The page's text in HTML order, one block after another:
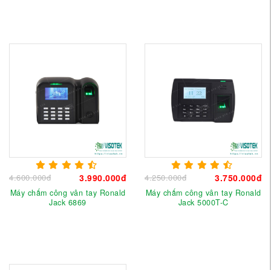
4.600.000đ 3.990.000đ
Máy chấm công vân tay Ronald
Jack 6869
4.250.000đ 3.750.000đ
Máy chấm công vân tay Ronald
Jack 5000T-C